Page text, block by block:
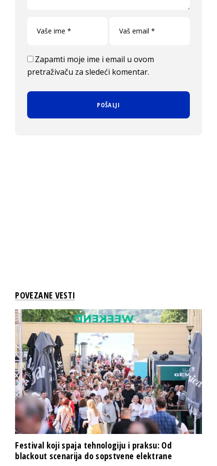
Zapamti moje ime i email u ovom
pretraživaču za sledeći komentar.
POVEZANE VESTI
Festival koji spaja tehnologiju i praksu: Od
blackout scenarija do sopstvene elektrane